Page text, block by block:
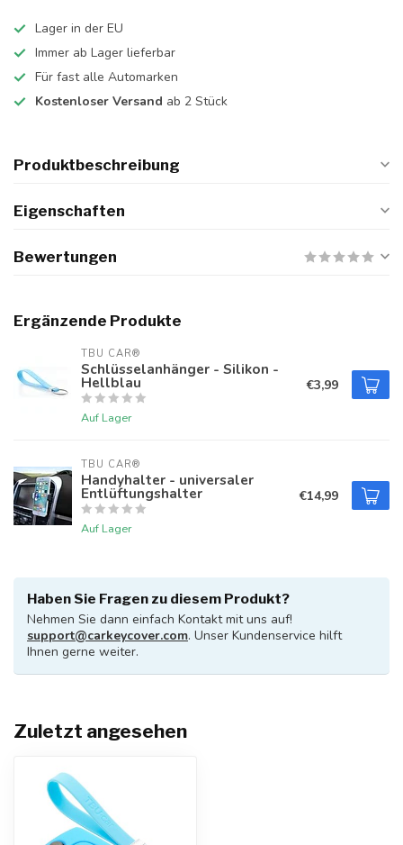
Lager in der EU
Immer ab Lager lieferbar
Für fast alle Automarken
Kostenloser Versand ab 2 Stück
Produktbeschreibung
Eigenschaften
Bewertungen
Ergänzende Produkte
TBU CAR®
Schlüsselanhänger - Silikon -
Hellblau
Auf Lager
€3,99
TBU CAR®
Handyhalter - universaler
Entlüftungshalter
Auf Lager
€14,99
Haben Sie Fragen zu diesem Produkt?
Nehmen Sie dann einfach Kontakt mit uns auf!
support@carkeycover.com. Unser Kundenservice hilft
Ihnen gerne weiter.
Zuletzt angesehen